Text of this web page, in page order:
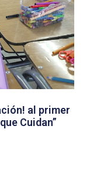
al primer
Cuidan”